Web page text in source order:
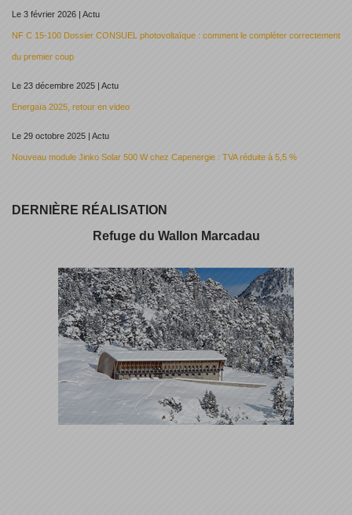
Le 3 février 2026 | Actu
NF C 15-100 Dossier CONSUEL photovoltaïque : comment le compléter correctement
du premier coup
Le 23 décembre 2025 | Actu
Energaïa 2025, retour en video
Le 29 octobre 2025 | Actu
Nouveau module Jinko Solar 500 W chez Capenergie : TVA réduite à 5,5 %
DERNIÈRE RÉALISATION
Refuge du Wallon Marcadau